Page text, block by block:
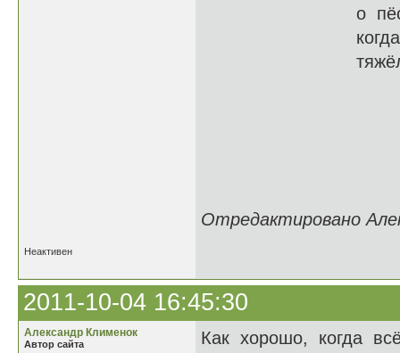
о пёстром
когда тебе
тяжёлым
Отредактировано
Неактивен
2011-10-04 16:45:30
Александр Клименок
Автор сайта
Как хорошо, когда